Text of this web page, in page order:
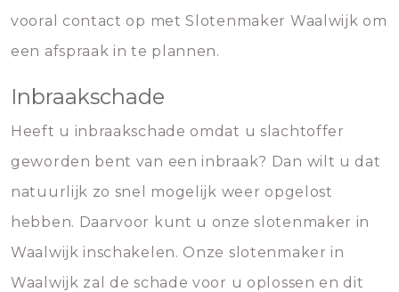
vooral contact op met Slotenmaker Waalwijk om
een afspraak in te plannen.
Inbraakschade
Heeft u inbraakschade omdat u slachtoffer
geworden bent van een inbraak? Dan wilt u dat
natuurlijk zo snel mogelijk weer opgelost
hebben. Daarvoor kunt u onze slotenmaker in
Waalwijk inschakelen. Onze slotenmaker in
Waalwijk zal de schade voor u oplossen en dit